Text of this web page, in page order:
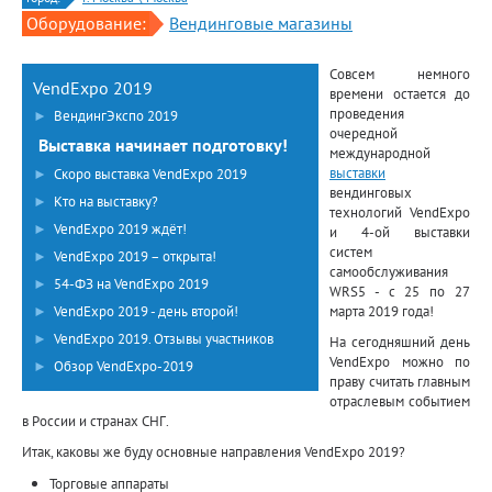
Оборудование: Вендинговые магазины
VendExpo 2019
► ВендингЭкспо 2019
Выставка начинает подготовку!
► Скоро выставка VendExpo 2019
► Кто на выставку?
► VendExpo 2019 ждёт!
► VendExpo 2019 – открыта!
► 54-ФЗ на VendExpo 2019
► VendExpo 2019 - день второй!
► VendExpo 2019. Отзывы участников
► Обзор VendExpo-2019
Совсем немного
времени остается до
проведения
очередной
международной
выставки
вендинговых
технологий VendExpo
и 4-ой выставки
систем
самообслуживания
WRS5 - с 25 по 27
марта 2019 года!
На сегодняшний день
VendExpo можно по
праву считать главным
отраслевым событием
в России и странах СНГ.
Итак, каковы же буду основные направления VendExpo 2019?
Торговые аппараты